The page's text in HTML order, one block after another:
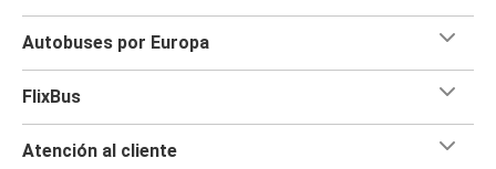
Autobuses por Europa
FlixBus
Atención al cliente